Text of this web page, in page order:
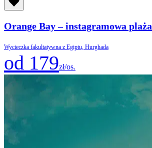
Orange Bay – instagramowa plaża
Wycieczka fakultatywna z Egiptu, Hurghada
od 179zł/os.